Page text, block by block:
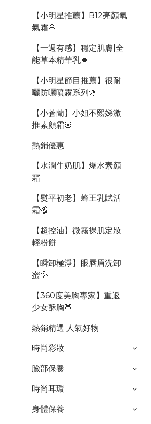
【小明星推薦】B12亮顏氧
氣霜🌸
【一週有感】穩定肌膚|全
能草本精華乳🍀
【小明星節目推薦】很耐
曬防曬噴霧系列🌞
【小蒼蘭】小姐不熙娣激
推素顏霜🌸
熱銷優惠
【水潤牛奶肌】爆水素顏
霜
【熨平初老】蜂王乳賦活
霜🐝
【超控油】微霧裸肌定妝
輕粉餅
【瞬卸極淨】眼唇眉洗卸
蜜💦
【360度美胸專家】重返
少女酥胸🍑
熱銷精選 人氣好物
時尚彩妝
臉部保養
時尚耳環
身體保養